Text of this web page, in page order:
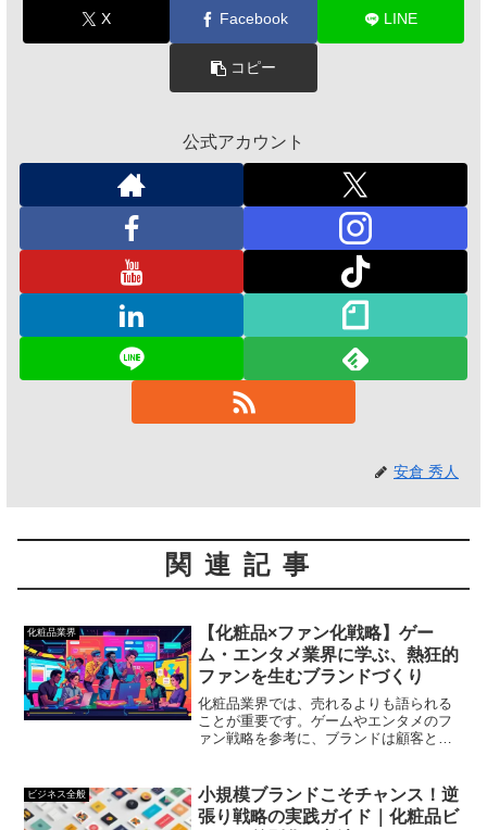
X Facebook LINE
コピー
公式アカウント
安倉 秀人
関連記事
化粧品業界
【化粧品×ファン化戦略】ゲー
ム・エンタメ業界に学ぶ、熱狂的
ファンを生むブランドづくり
化粧品業界では、売れるよりも語られる
ことが重要です。ゲームやエンタメのフ
ァン戦略を参考に、ブランドは顧客との
ファン作りがブランド価値を高めます。
ビジネス全般
小規模ブランドこそチャンス！逆
張り戦略の実践ガイド｜化粧品ビ